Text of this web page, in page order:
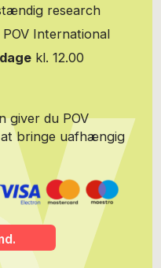
research
International
kl. 12.00
giver du POV
bringe uafhængig